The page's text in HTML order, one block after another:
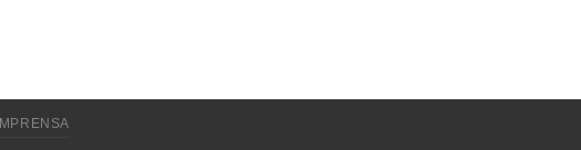
IMPRENSA